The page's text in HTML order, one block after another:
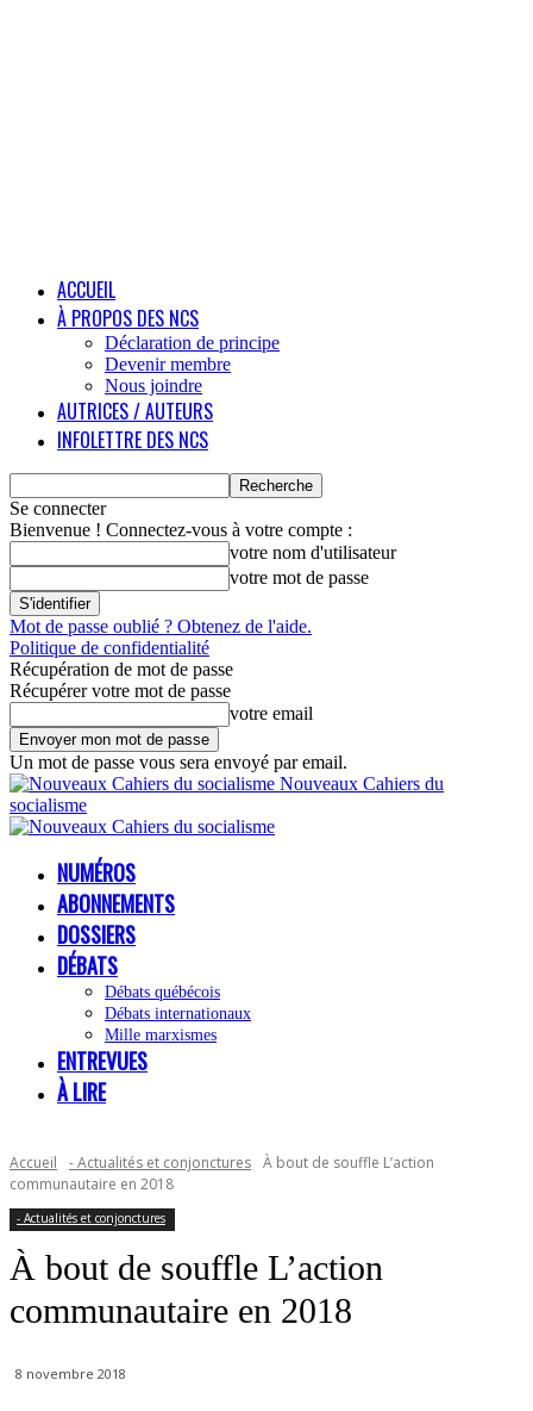
ACCUEIL
À PROPOS DES NCS
Déclaration de principe
Devenir membre
Nous joindre
AUTRICES / AUTEURS
INFOLETTRE DES NCS
Se connecter
Bienvenue ! Connectez-vous à votre compte :
votre nom d'utilisateur
votre mot de passe
Mot de passe oublié ? Obtenez de l'aide.
Politique de confidentialité
Récupération de mot de passe
Récupérer votre mot de passe
votre email
Un mot de passe vous sera envoyé par email.
Nouveaux Cahiers du
socialisme
NUMÉROS
ABONNEMENTS
DOSSIERS
DÉBATS
Débats québécois
Débats internationaux
Mille marxismes
ENTREVUES
À LIRE
Accueil - Actualités et conjonctures À bout de souffle L’action
communautaire en 2018
- Actualités et conjonctures
À bout de souffle L’action
communautaire en 2018
8 novembre 2018